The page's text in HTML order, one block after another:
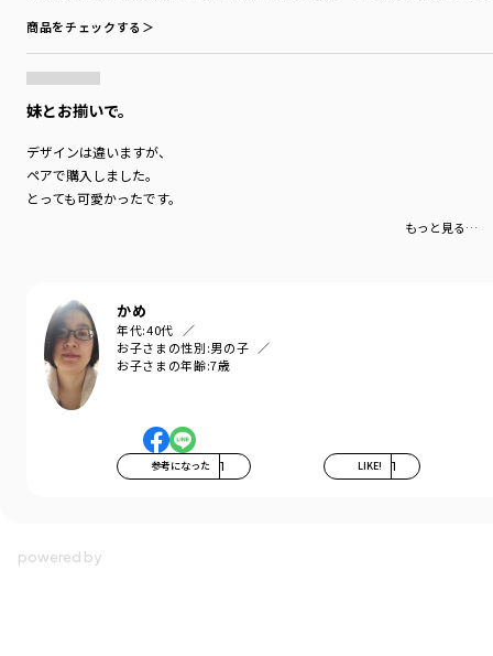
商品をチェックする＞
妹とお揃いで。
デザインは違いますが、
ペアで購入しました。
とっても可愛かったです。
もっと見る…
かめ
年代:40代
お子さまの性別:男の子
お子さまの年齢:7歳
参考になった 1 LIKE! 1